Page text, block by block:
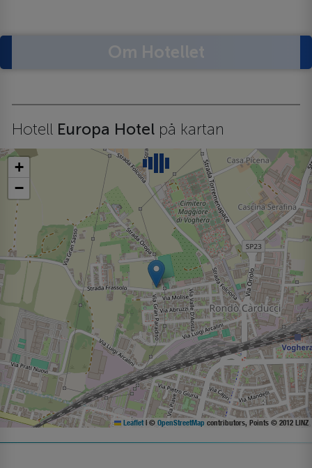
Hotell Europa Hotel på kartan
+
−
Leaflet | © OpenStreetMap contributors, Points © 2012 LINZ